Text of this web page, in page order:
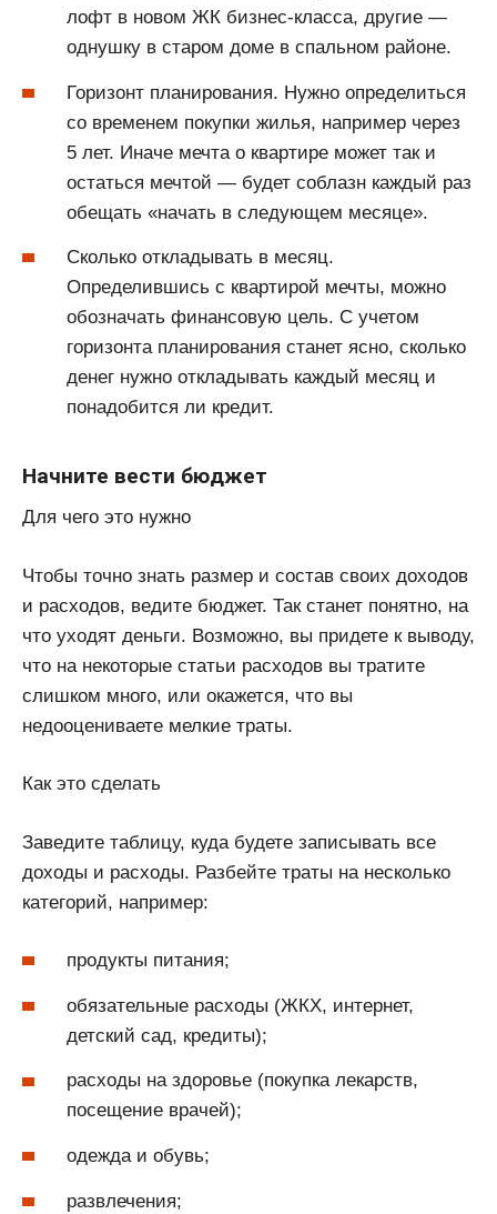
лофт в новом ЖК бизнес-класса, другие ―
однушку в старом доме в спальном районе.
Горизонт планирования. Нужно определиться
со временем покупки жилья, например через
5 лет. Иначе мечта о квартире может так и
остаться мечтой — будет соблазн каждый раз
обещать «начать в следующем месяце».
Сколько откладывать в месяц.
Определившись с квартирой мечты, можно
обозначать финансовую цель. С учетом
горизонта планирования станет ясно, сколько
денег нужно откладывать каждый месяц и
понадобится ли кредит.
Начните вести бюджет
Для чего это нужно
Чтобы точно знать размер и состав своих доходов
и расходов, ведите бюджет. Так станет понятно, на
что уходят деньги. Возможно, вы придете к выводу,
что на некоторые статьи расходов вы тратите
слишком много, или окажется, что вы
недооцениваете мелкие траты.
Как это сделать
Заведите таблицу, куда будете записывать все
доходы и расходы. Разбейте траты на несколько
категорий, например:
продукты питания;
обязательные расходы (ЖКХ, интернет,
детский сад, кредиты);
расходы на здоровье (покупка лекарств,
посещение врачей);
одежда и обувь;
развлечения;